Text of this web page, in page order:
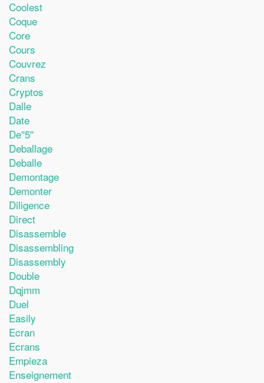
Coolest
Coque
Core
Cours
Couvrez
Crans
Cryptos
Dalle
Date
De''5''
Deballage
Deballe
Demontage
Demonter
Diligence
Direct
Disassemble
Disassembling
Disassembly
Double
Dqjmm
Duel
Easily
Ecran
Ecrans
Empieza
Enseignement